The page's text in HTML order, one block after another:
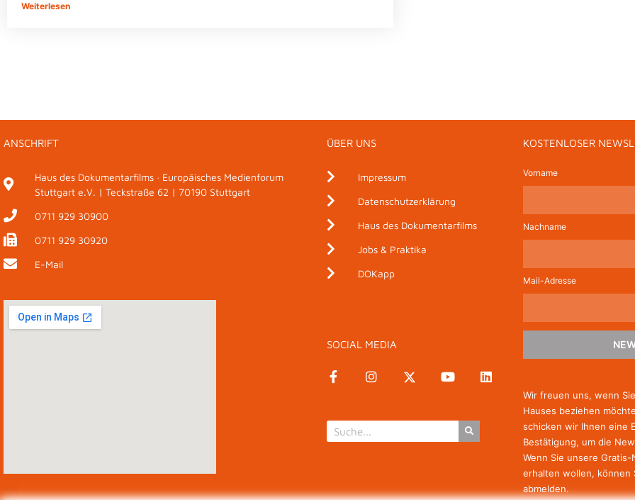
Weiterlesen
ANSCHRIFT
Haus des Dokumentarfilms · Europäisches Medienforum
Stuttgart e.V. | Teckstraße 62 | 70190 Stuttgart
0711 929 30900
0711 929 30920
E-Mail
ÜBER UNS
Impressum
Datenschutzerklärung
Haus des Dokumentarfilms
Jobs & Praktika
DOKapp
SOCIAL MEDIA
KOSTENLOSER
Vorname
Nachname
Mail-Adresse
Wir freuen uns, wenn
Hauses beziehen
schicken wir Ihnen eine
Bestätigung, um die
Wenn Sie unsere
erhalten wollen, können
abmelden.